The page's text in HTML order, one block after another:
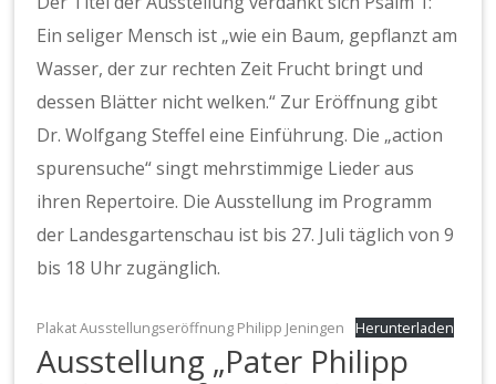
Ein seliger Mensch ist „wie ein Baum, gepflanzt am
Wasser, der zur rechten Zeit Frucht bringt und
dessen Blätter nicht welken.“ Zur Eröffnung gibt
Dr. Wolfgang Steffel eine Einführung. Die „action
spurensuche“ singt mehrstimmige Lieder aus
ihren Repertoire. Die Ausstellung im Programm
der Landesgartenschau ist bis 27. Juli täglich von 9
bis 18 Uhr zugänglich.
Plakat Ausstellungseröffnung Philipp Jeningen Herunterladen
Ausstellung „Pater Philipp